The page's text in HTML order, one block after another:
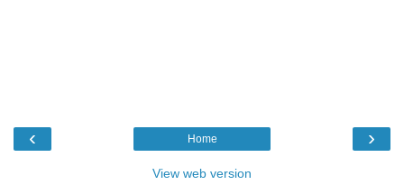
‹ ›
Home
View web version